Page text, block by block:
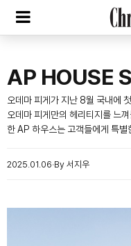
AP HOUSE
오데마 피게가 지난 8월 국내에
오데마 피게만의 헤리티지를 느
한 AP 하우스는 고객들에게 특별
2025.01.06 By 서지우